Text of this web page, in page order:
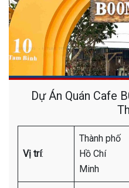
Dự Án Quán Cafe
Vị trí:
Thành phố
Hồ Chí
Minh